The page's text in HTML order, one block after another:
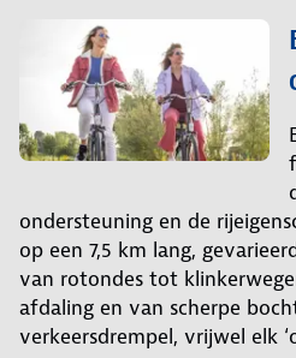
ondersteuning en de
op een 7,5 km lang,
van rotondes tot
afdaling en van scherpe
verkeersdrempel, vrijwel elk